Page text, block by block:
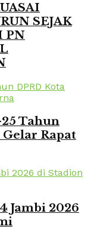
SEJAK
PN
Tahun
Rapat
Jambi 2026